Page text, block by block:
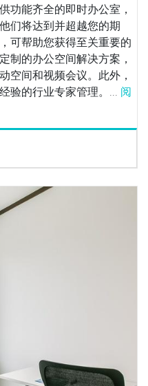
功能齐全的即时办公室，
们将达到并超越您的期
可帮助您获得至关重要的
制的办公空间解决方案，
空间和视频会议。此外，
验的行业专家管理。... 阅